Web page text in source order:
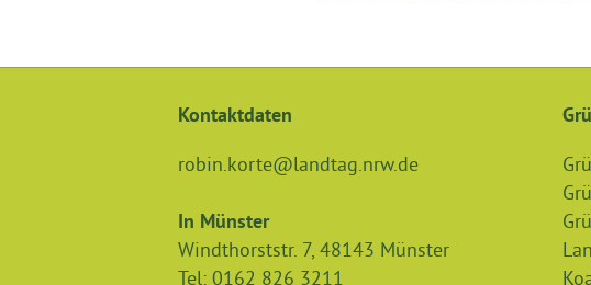
Kontaktdaten
robin.korte@landtag.nrw.de
In Münster
Windthorststr. 7, 48143 Münster
Tel: 0162 826 3211